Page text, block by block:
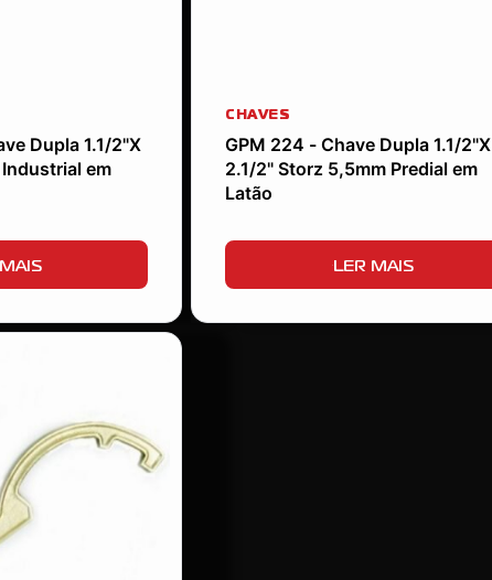
Dupla 1.1/2"X
em
CHAVES
GPM 224 - Chave Dupla 1.1/2"X
2.1/2" Storz 5,5mm Predial em
Latão
LER MAIS